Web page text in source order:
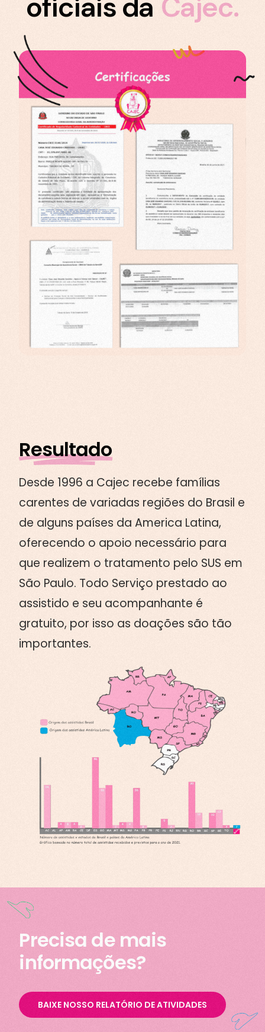
oficiais da Cajec.
Resultado
Desde 1996 a Cajec recebe famílias
carentes de variadas regiões do Brasil e
de alguns países da America Latina,
oferecendo o apoio necessário para
que realizem o tratamento pelo SUS em
São Paulo. Todo Serviço prestado ao
assistido e seu acompanhante é
gratuito, por isso as doações são tão
importantes.
Precisa de mais
informações?
BAIXE NOSSO RELATÓRIO DE ATIVIDADES